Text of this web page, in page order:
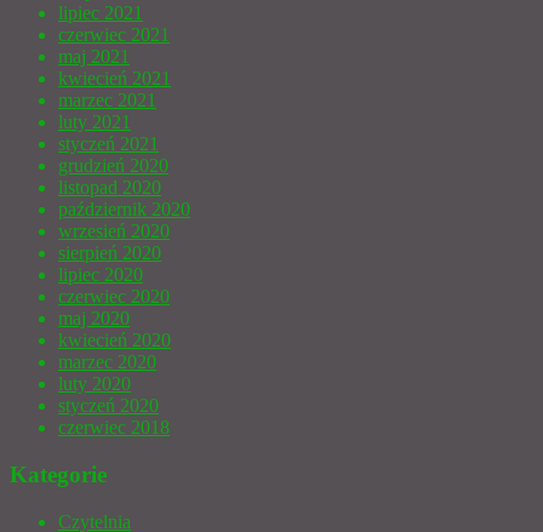
lipiec 2021
czerwiec 2021
maj 2021
kwiecień 2021
marzec 2021
luty 2021
styczeń 2021
grudzień 2020
listopad 2020
październik 2020
wrzesień 2020
sierpień 2020
lipiec 2020
czerwiec 2020
maj 2020
kwiecień 2020
marzec 2020
luty 2020
styczeń 2020
czerwiec 2018
Kategorie
Czytelnia